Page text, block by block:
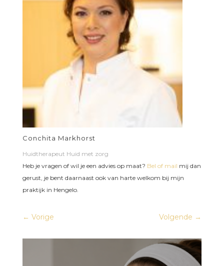
Conchita Markhorst
Huidtherapeut Huid met zorg
Heb je vragen of wil je een advies op maat? Bel of mail mij dan
gerust, je bent daarnaast ook van harte welkom bij mijn
praktijk in Hengelo.
← Vorige Volgende →